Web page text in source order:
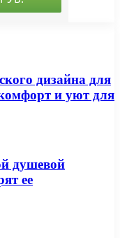
дизайна для
и уют для
душевой
ее